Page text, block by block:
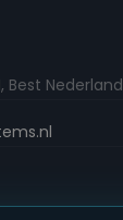
Best Nederland